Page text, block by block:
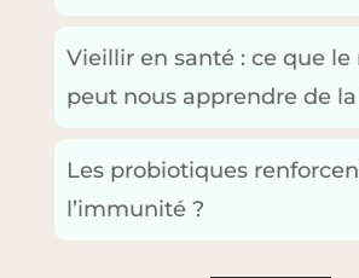
Vieillir en santé : ce que
peut nous apprendre de
Les probiotiques
l’immunité ?